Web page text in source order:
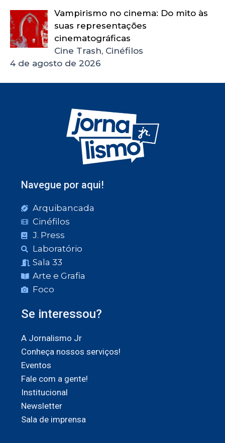
Vampirismo no cinema: Do mito às
suas representações
cinematográficas
Cine Trash, Cinéfilos
4 de agosto de 2026
Navegue por aqui!
Arquibancada
Cinéfilos
J. Press
Laboratório
Sala 33
Arte e Grafia
Foco
Se interessou?
A Jornalismo Jr
Conheça nossos serviços!
Eventos
Fale com a gente!
Institucional
Newsletter
Sala de imprensa